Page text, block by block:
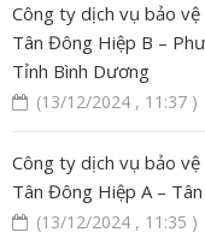
Công ty dịch vụ bảo vệ
Tân Đông Hiệp B –
Tỉnh Bình Dương
(13/12/2024 , 11:37 )
Công ty dịch vụ bảo vệ
Tân Đông Hiệp A –
(13/12/2024 , 11:35 )